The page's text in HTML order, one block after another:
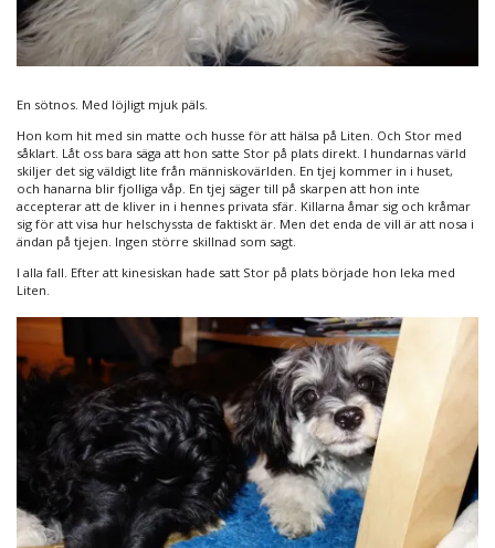
En sötnos. Med löjligt mjuk päls.
Hon kom hit med sin matte och husse för att hälsa på Liten. Och Stor med
såklart. Låt oss bara säga att hon satte Stor på plats direkt. I hundarnas värld
skiljer det sig väldigt lite från människovärlden. En tjej kommer in i huset,
och hanarna blir fjolliga våp. En tjej säger till på skarpen att hon inte
accepterar att de kliver in i hennes privata sfär. Killarna åmar sig och kråmar
sig för att visa hur helschyssta de faktiskt är. Men det enda de vill är att nosa i
ändan på tjejen. Ingen större skillnad som sagt.
I alla fall. Efter att kinesiskan hade satt Stor på plats började hon leka med
Liten.